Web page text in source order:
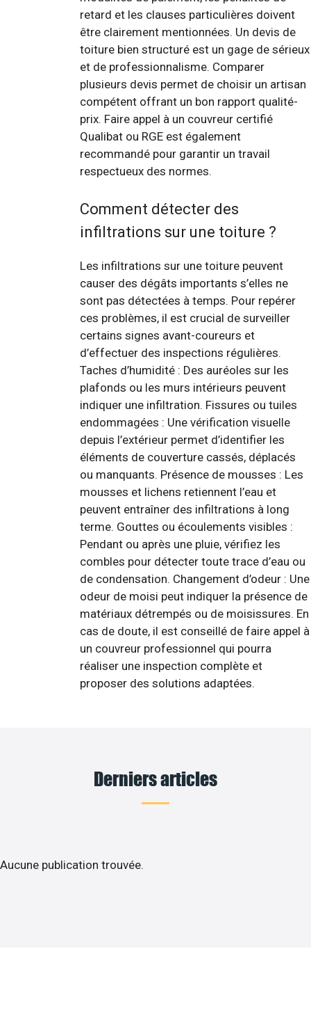
retard et les clauses particulières doivent
être clairement mentionnées. Un devis de
toiture bien structuré est un gage de sérieux
et de professionnalisme. Comparer
plusieurs devis permet de choisir un artisan
compétent offrant un bon rapport qualité-
prix. Faire appel à un couvreur certifié
Qualibat ou RGE est également
recommandé pour garantir un travail
respectueux des normes.
Comment détecter des
infiltrations sur une toiture ?
Les infiltrations sur une toiture peuvent
causer des dégâts importants s’elles ne
sont pas détectées à temps. Pour repérer
ces problèmes, il est crucial de surveiller
certains signes avant-coureurs et
d’effectuer des inspections régulières.
Taches d’humidité : Des auréoles sur les
plafonds ou les murs intérieurs peuvent
indiquer une infiltration. Fissures ou tuiles
endommagées : Une vérification visuelle
depuis l’extérieur permet d’identifier les
éléments de couverture cassés, déplacés
ou manquants. Présence de mousses : Les
mousses et lichens retiennent l’eau et
peuvent entraîner des infiltrations à long
terme. Gouttes ou écoulements visibles :
Pendant ou après une pluie, vérifiez les
combles pour détecter toute trace d’eau ou
de condensation. Changement d’odeur : Une
odeur de moisi peut indiquer la présence de
matériaux détrempés ou de moisissures. En
cas de doute, il est conseillé de faire appel à
un couvreur professionnel qui pourra
réaliser une inspection complète et
proposer des solutions adaptées.
Derniers articles
Aucune publication trouvée.